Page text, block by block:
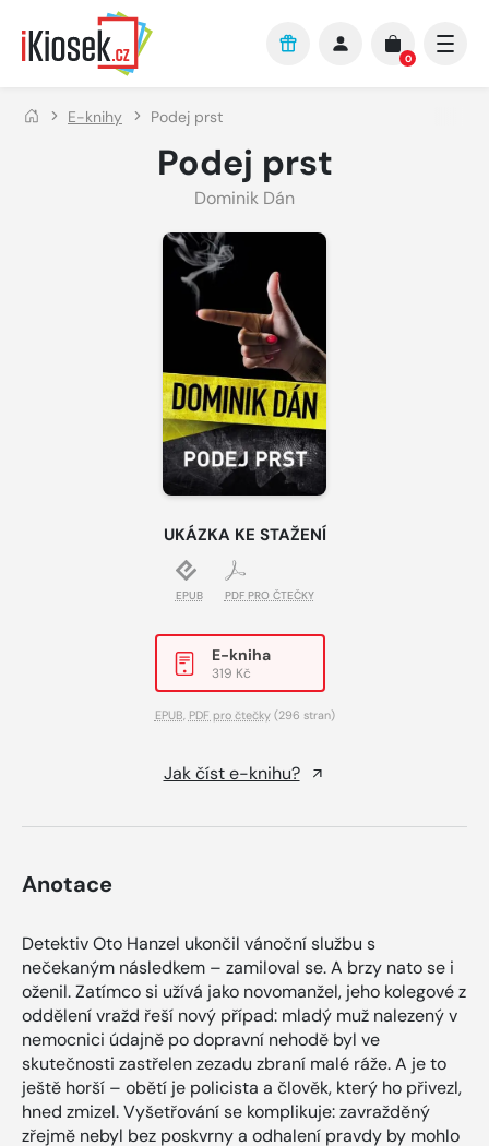
Přejít na hlavní obsah
0
E-knihy Podej prst
Podej prst
Dominik Dán
UKÁZKA KE STAŽENÍ
EPUB PDF PRO ČTEČKY
E-kniha
319 Kč
EPUB, PDF pro čtečky(296 stran)
Jak číst e-knihu?
Anotace
Detektiv Oto Hanzel ukončil vánoční službu s
nečekaným následkem – zamiloval se. A brzy nato se i
oženil. Zatímco si užívá jako novomanžel, jeho kolegové z
oddělení vražd řeší nový případ: mladý muž nalezený v
nemocnici údajně po dopravní nehodě byl ve
skutečnosti zastřelen zezadu zbraní malé ráže. A je to
ještě horší – obětí je policista a člověk, který ho přivezl,
hned zmizel. Vyšetřování se komplikuje: zavražděný
zřejmě nebyl bez poskvrny a odhalení pravdy by mohlo